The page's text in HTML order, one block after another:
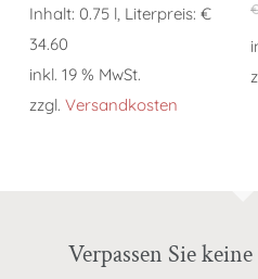
Inhalt: 0.75 l, Literpreis: €
34.60
inkl. 19 % MwSt.
zzgl. Versandkosten
Verpassen Sie